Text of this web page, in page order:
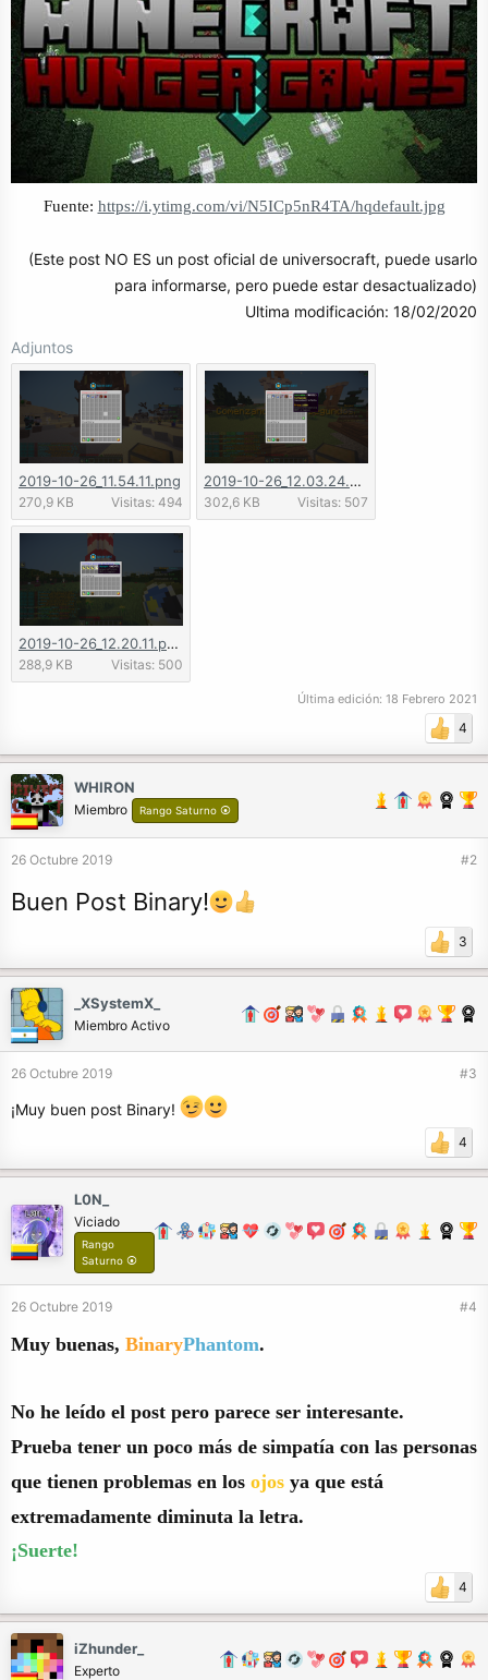
Fuente: https://i.ytimg.com/vi/N5ICp5nR4TA/hqdefault.jpg
(Este post NO ES un post oficial de universocraft, puede usarlo
para informarse, pero puede estar desactualizado)
Ultima modificación: 18/02/2020​
Adjuntos
2019-10-26_11.54.11.png
270,9 KB Visitas: 494
2019-10-26_12.03.24.png
302,6 KB Visitas: 507
2019-10-26_12.20.11.png
288,9 KB Visitas: 500
Última edición: 18 Febrero 2021
4
WHIRON
Miembro Rango Saturno ⦿
26 Octubre 2019 #2
Buen Post Binary!
3
_XSystemX_
Miembro Activo
26 Octubre 2019 #3
¡Muy buen post Binary!
4
L0N_
Viciado
Rango
Saturno ⦿
26 Octubre 2019 #4
Muy buenas, BinaryPhantom.
No he leído el post pero parece ser interesante.
Prueba tener un poco más de simpatía con las personas
que tienen problemas en los ojos ya que está
extremadamente diminuta la letra.
¡Suerte!
4
iZhunder_
Experto